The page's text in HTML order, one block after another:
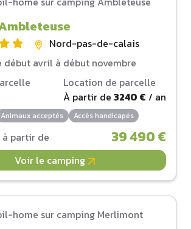
Nord-pas-de-calais
début avril à début novembre
Location de parcelle
À partir de 3240 € / an
Animaux acceptés Accès handicapés
partir de 39 490 €
Voir le camping